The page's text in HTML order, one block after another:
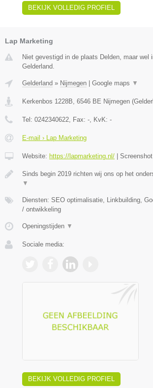
BEKIJK VOLLEDIG PROFIEL
Lap Marketing
Niet gevestigd in de plaats Delden, maar wel
Gelderland.
Gelderland » Nijmegen Google maps ▼
Kerkenbos 1228B, 6546 BE Nijmegen (
Tel: 0242340622, Fax: -, KvK: -
E-mail › Lap Marketing
Website: https://lapmarketing.nl/ Screenshot
Sinds begin 2019 richten wij ons op het
▼
Diensten: SEO optimalisatie, Linkbuilding,
/ ontwikkeling
Openingstijden ▼
Sociale media:
BEKIJK VOLLEDIG PROFIEL